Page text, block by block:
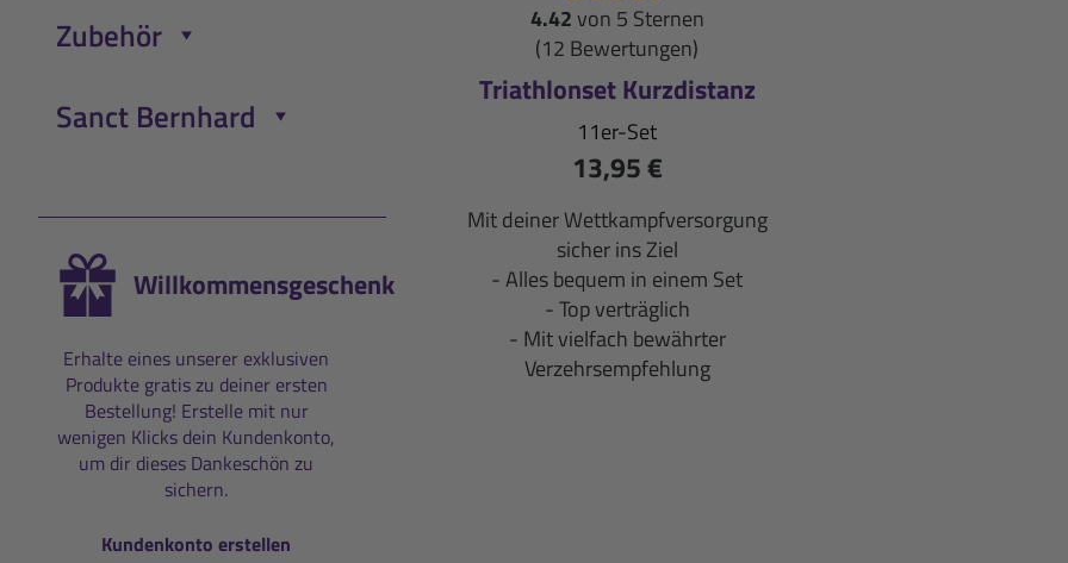
Zubehör Menü öffnen/schließen
Sanct Bernhard Menü öffnen/schließen
4.42von 5 Sternen
(12 Bewertungen)
Triathlonset Kurzdistanz
11er-Set
13,95 €
Mit deiner Wettkampfversorgung
sicher ins Ziel
- Alles bequem in einem Set
- Top verträglich
- Mit vielfach bewährter
Verzehrsempfehlung
Willkommensgeschenk
Erhalte eines unserer exklusiven
Produkte gratis zu deiner ersten
Bestellung! Erstelle mit nur
wenigen Klicks dein Kundenkonto,
um dir dieses Dankeschön zu
sichern.
Kundenkonto erstellen